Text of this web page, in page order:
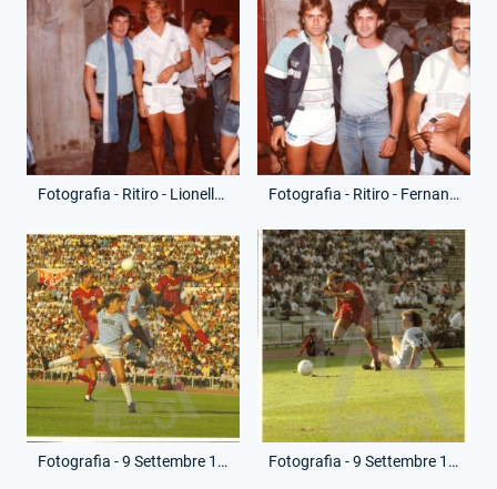
Fotografia - Ritiro - Lionello Manfredonia Fotografia - Ritiro - Fernando Orsi e Arcadio Spinozzi
Fotografia - 9 Settembre 1984 - Coppa Italia - Roma-Lazio Fotografia - 9 Settembre 1984 - Coppa Italia - Roma-Lazio